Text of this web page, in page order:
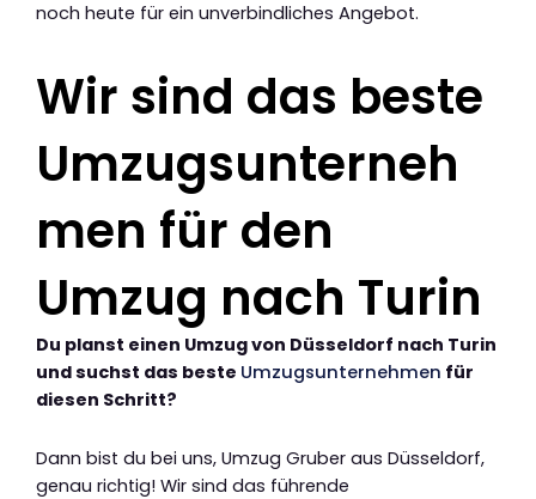
noch heute für ein unverbindliches Angebot.
Wir sind das beste
Umzugsunterneh
men für den
Umzug nach Turin
Du planst einen Umzug von Düsseldorf nach Turin
und suchst das beste Umzugsunternehmen für
diesen Schritt?
Dann bist du bei uns, Umzug Gruber aus Düsseldorf,
genau richtig! Wir sind das führende